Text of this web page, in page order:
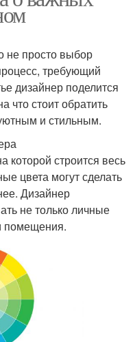
не просто выбор
требующий
дизайнер поделится
что стоит обратить
и стильным.
которой строится весь
цвета могут сделать
Дизайнер
не только личные
помещения.